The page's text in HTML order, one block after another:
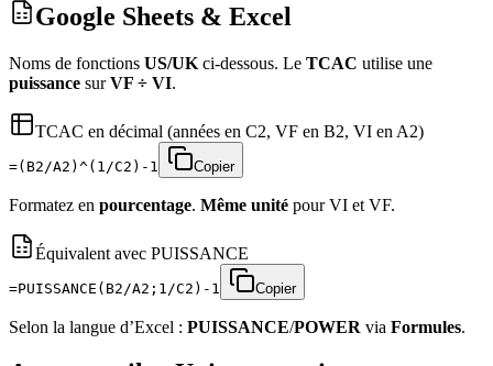
Google Sheets & Excel
Noms de fonctions US/UK ci‑dessous. Le TCAC utilise une
puissance surVF ÷ VI.
TCAC en décimal (années en C2, VF en B2, VI en A2)
=(B2/A2)^(1/C2)-1 Copier
Formatez en pourcentage. Même unité pour VI et VF.
Équivalent avec PUISSANCE
=PUISSANCE(B2/A2;1/C2)-1 Copier
Selon la langue d’Excel : PUISSANCE/POWER via Formules.